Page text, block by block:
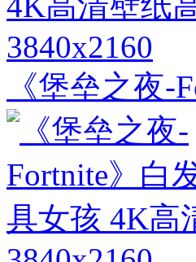
3840x2160
《堡垒之夜